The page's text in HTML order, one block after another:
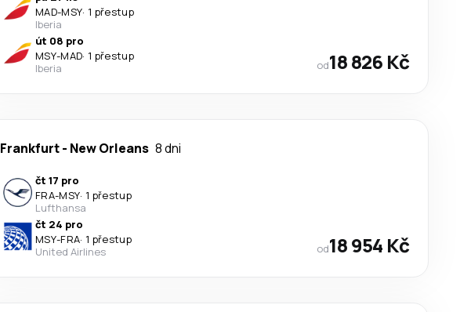
MAD-MSY· 1 přestup
Iberia
út 08 pro
MSY-MAD· 1 přestup
Iberia
od18 826 Kč
Frankfurt- New Orleans 8 dni
čt 17 pro
FRA-MSY· 1 přestup
Lufthansa
čt 24 pro
MSY-FRA· 1 přestup
United Airlines
od18 954 Kč